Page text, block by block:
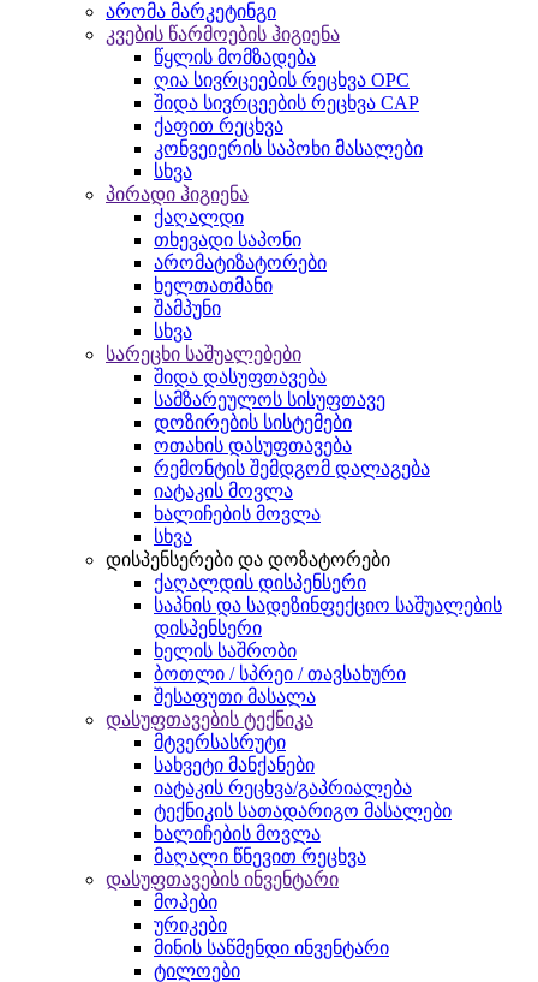
არომა მარკეტინგი
კვების წარმოების ჰიგიენა
წყლის მომზადება
ღია სივრცეების რეცხვა OPC
შიდა სივრცეების რეცხვა CAP
ქაფით რეცხვა
კონვეიერის საპოხი მასალები
სხვა
პირადი ჰიგიენა
ქაღალდი
თხევადი საპონი
არომატიზატორები
ხელთათმანი
შამპუნი
სხვა
სარეცხი საშუალებები
შიდა დასუფთავება
სამზარეულოს სისუფთავე
დოზირების სისტემები
ოთახის დასუფთავება
რემონტის შემდგომ დალაგება
იატაკის მოვლა
ხალიჩების მოვლა
სხვა
დისპენსერები და დოზატორები
ქაღალდის დისპენსერი
საპნის და სადეზინფექციო საშუალების
დისპენსერი
ხელის საშრობი
ბოთლი / სპრეი / თავსახური
შესაფუთი მასალა
დასუფთავების ტექნიკა
მტვერსასრუტი
სახვეტი მანქანები
იატაკის რეცხვა/გაპრიალება
ტექნიკის სათადარიგო მასალები
ხალიჩების მოვლა
მაღალი წნევით რეცხვა
დასუფთავების ინვენტარი
მოპები
ურიკები
მინის საწმენდი ინვენტარი
ტილოები